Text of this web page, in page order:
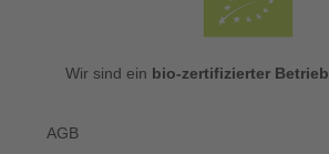
Wir sind ein bio-zertifizierter Betrieb
AGB